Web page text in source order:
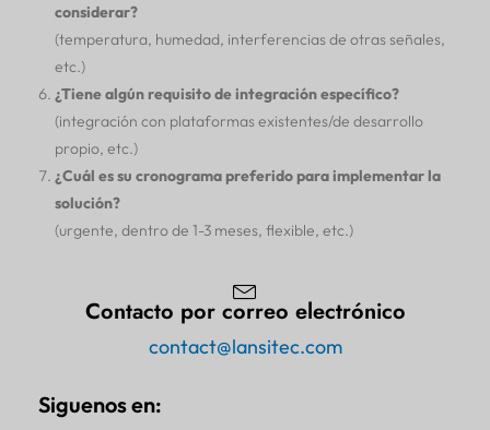
considerar?
(temperatura, humedad, interferencias de otras señales,
etc.)
¿Tiene algún requisito de integración específico?
(integración con plataformas existentes/de desarrollo
propio, etc.)
¿Cuál es su cronograma preferido para implementar la
solución?
(urgente, dentro de 1-3 meses, flexible, etc.)
Contacto por correo electrónico
contact@lansitec.com
Siguenos en: